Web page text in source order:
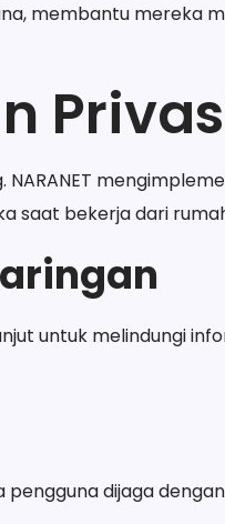
membantu mereka
saat bekerja dari
untuk melindungi
dijaga